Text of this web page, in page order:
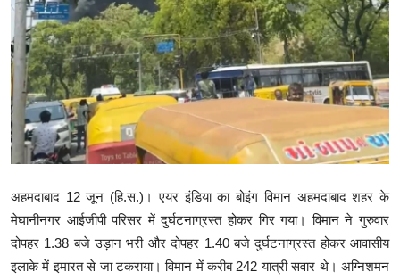
अहमदाबाद 12 जून (हि.स.)। एयर इंडिया का बोइंग विमान अहमदाबाद शहर के
मेघानीनगर आईजीपी परिसर में दुर्घटनाग्रस्त होकर गिर गया। विमान ने गुरुवार
दोपहर 1.38 बजे उड़ान भरी और दोपहर 1.40 बजे दुर्घटनाग्रस्त होकर आवासीय
इलाके में इमारत से जा टकराया। विमान में करीब 242 यात्री सवार थे। अग्निशमन